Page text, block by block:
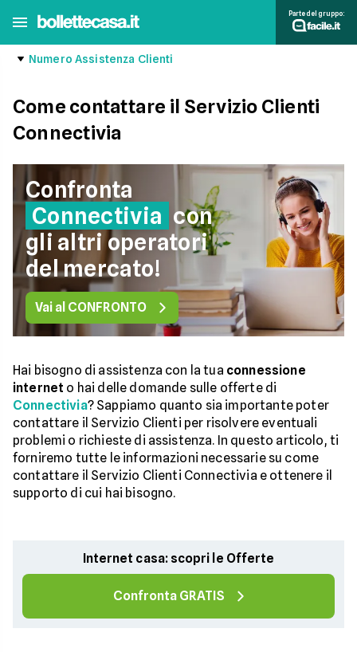
Parte del gruppo:
Numero Assistenza Clienti
Come contattare il Servizio Clienti
Connectivia
Confronta
Connectivia con
gli altri operatori
del mercato!
Vai al CONFRONTO
Hai bisogno di assistenza con la tua connessione
internet o hai delle domande sulle offerte di
Connectivia? Sappiamo quanto sia importante poter
contattare il Servizio Clienti per risolvere eventuali
problemi o richieste di assistenza. In questo articolo, ti
forniremo tutte le informazioni necessarie su come
contattare il Servizio Clienti Connectivia e ottenere il
supporto di cui hai bisogno.
Internet casa: scopri le Offerte
Confronta GRATIS